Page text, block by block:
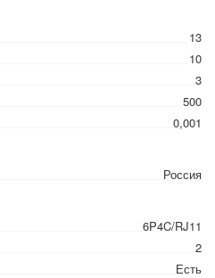
13
10
3
500
0,001
Россия
6P4C/RJ11
2
Есть